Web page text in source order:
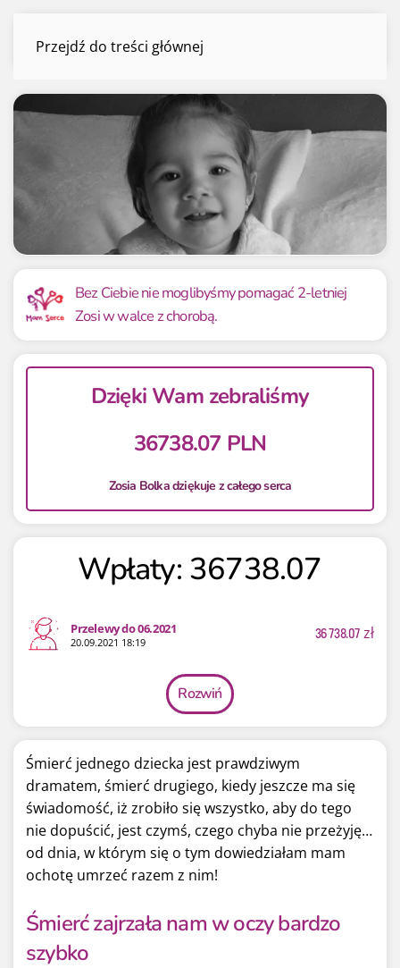
Przejdź do treści głównejZosia Bolka
Mamy już
36 738.07 zł
Potrzebujemy
36 738.07 zł
100.00% 100.00%
Bez Ciebie nie moglibyśmy pomagać 2-letniej
Zosi w walce z chorobą.
Dzięki Wam zebraliśmy
36738.07 PLN
Zosia Bolka dziękuje z całego serca
Wpłaty: 36738.07
Przelewy do 06.2021
20.09.2021 18:19 36 738.07zł
Rozwiń
Śmierć jednego dziecka jest prawdziwym
dramatem, śmierć drugiego, kiedy jeszcze ma się
świadomość, iż zrobiło się wszystko, aby do tego
nie dopuścić, jest czymś, czego chyba nie przeżyję…
od dnia, w którym się o tym dowiedziałam mam
ochotę umrzeć razem z nim!
Śmierć zajrzała nam w oczy bardzo
szybko